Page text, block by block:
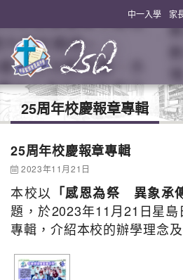
中一入學 家
25周年校慶報章專輯
25周年校慶報章專輯
2023年11月21日
本校以 「感恩為祭 異象承
題，於2023年11月21日星島
專輯，介紹本校的辦學理念